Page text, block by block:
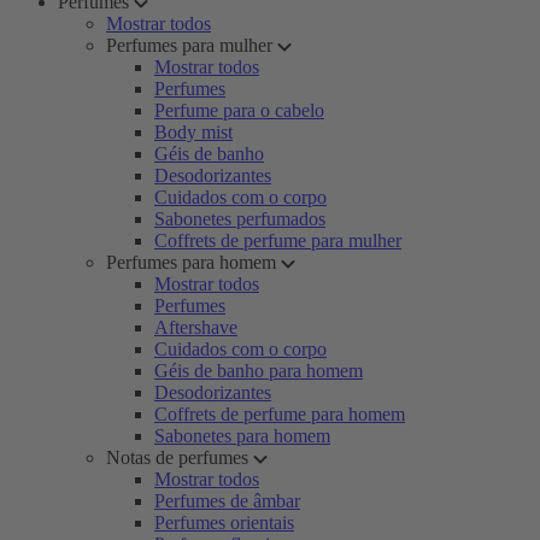
Mostrar todos
Perfumes para mulher
Mostrar todos
Perfumes
Perfume para o cabelo
Body mist
Géis de banho
Desodorizantes
Cuidados com o corpo
Sabonetes perfumados
Coffrets de perfume para mulher
Perfumes para homem
Mostrar todos
Perfumes
Aftershave
Cuidados com o corpo
Géis de banho para homem
Desodorizantes
Coffrets de perfume para homem
Sabonetes para homem
Notas de perfumes
Mostrar todos
Perfumes de âmbar
Perfumes orientais